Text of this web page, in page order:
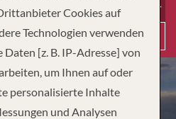
Suchen
Cookies auf
Technologien verwenden
[z. B. IP-Adresse] von
um Ihnen auf oder
personalisierte Inhalte
und Analysen